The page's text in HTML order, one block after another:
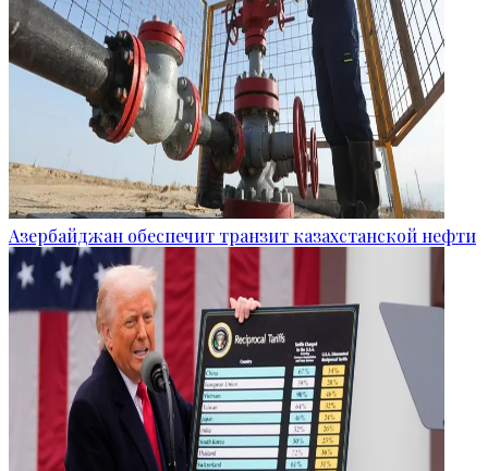
Азербайджан обеспечит транзит казахстанской нефти